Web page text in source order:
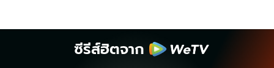
ซีรีส์ฮิตจาก